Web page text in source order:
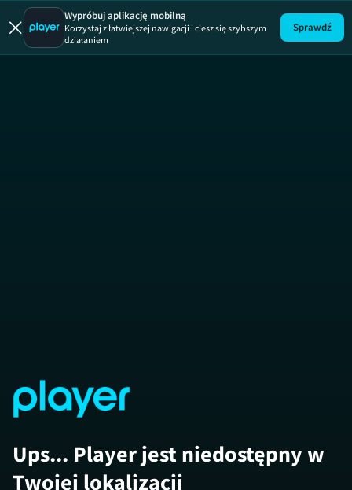
Wypróbuj aplikację mobilną
Korzystaj z łatwiejszej nawigacji i ciesz się szybszym
działaniem
Sprawdź
Ups... Player jest niedostępny w
Twojej lokalizacji